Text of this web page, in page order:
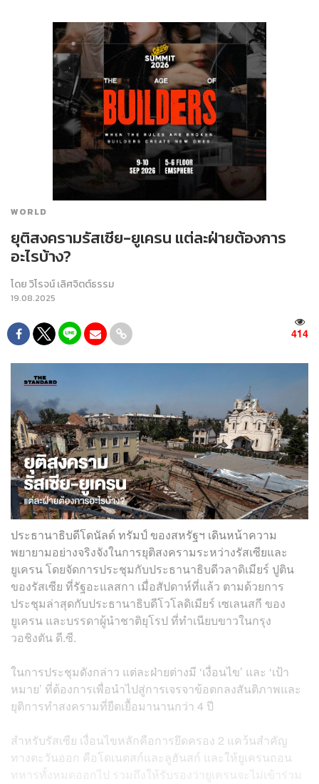
WORLD
ยุติสงครามรัสเซีย-ยูเครน แต่ละฝ่ายต้องการ
อะไรบ้าง?
โดยวิโรจน์ เลิศจิตต์ธรรม
19.08.2025
414
ประธานาธิบดีโดนัลด์ ทรัมป์ ของสหรัฐฯ​ เดินหน้าความ
พยายามอย่างจริงจังในการยุติสงครามระหว่างรัสเซียและ
ยูเครน โดยจัดการประชุมกับประธานาธิบดีวลาดิเมียร์ ปูติน
ของรัสเซีย ที่รัฐอะแลสกา เมื่อสัปดาห์ที่แล้ว ตามด้วยการ
ประชุมล่าสุดกับประธานาธิบดีโวโลดิเมียร์ เซเลนสกี ของ
ยูเครน และบรรดาผู้นำชาติยุโรป ที่ทำเนียบขาวในกรุง
วอชิงตัน ดี.ซี.
ในการประชุมดังกล่าว แต่ละฝ่ายต่างมี ‘เงื่อนไข’ และ ‘เป้า
หมาย’ ที่ต้องการเพื่อนำไปสู่การเจรจาข้อตกลงสันติภาพและ
ยุติการทำสงครามที่ยืดเยื้อมานานกว่า 4 ปี
สำหรับรัสเซีย เงื่อนไขหลักคือการยึดครอง 2 แคว้นสำคัญ
ทางตะวันออก คือโดเนตสก์และลูฮันสก์ และให้ยูเครนถอน
ทหารทั้งหมดออกไป รวมถึงให้รับรองว่ายูเครนจะไม่เข้าร่วม